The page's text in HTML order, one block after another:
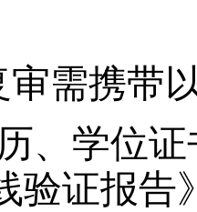
审需携带
、学位
验证报告